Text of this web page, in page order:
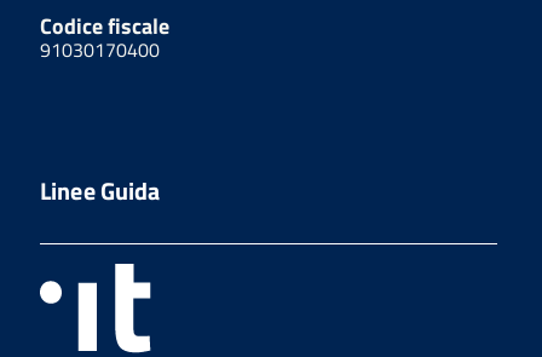
Codice fiscale
91030170400
Linee Guida